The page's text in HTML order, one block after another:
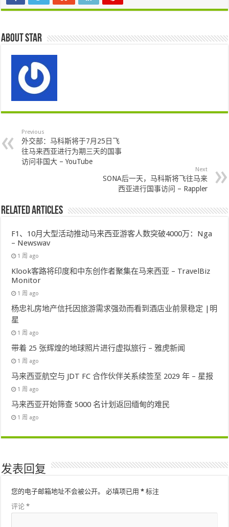
About star
Previous
外交部：马科斯将于7月25日飞
往马来西亚进行为期三天的国事
访问非国大 – YouTube
Next
SONA后一天，马科斯将飞往马来
西亚进行国事访问 – Rappler
Related Articles
F1、10月大型活动推动马来西亚游客人数突破4000万：Nga
– Newswav
1 周 ago
Klook客路将印度和中东创作者聚集在马来西亚 – TravelBiz
Monitor
1 周 ago
杨忠礼房地产信托因旅游需求强劲而看到酒店业前景稳定 |明
星
1 周 ago
带着 25 张辉煌的地球照片进行虚拟旅行 – 雅虎新闻
1 周 ago
马来西亚航空与 JDT FC 合作伙伴关系续签至 2029 年 – 星报
1 周 ago
马来西亚开始筛查 5000 名计划返回缅甸的难民
1 周 ago
发表回复
您的电子邮箱地址不会被公开。 必填项已用* 标注
评论*